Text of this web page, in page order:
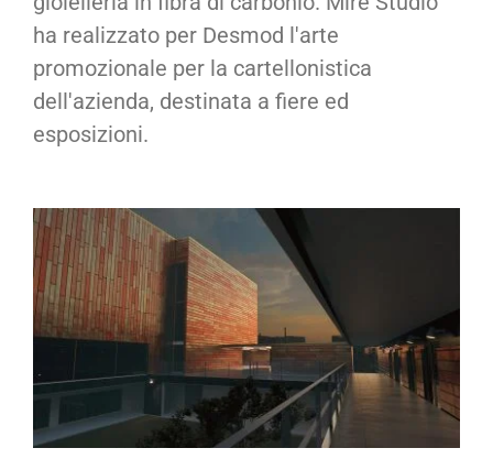
ha realizzato per Desmod l'arte
promozionale per la cartellonistica
dell'azienda, destinata a fiere ed
esposizioni.